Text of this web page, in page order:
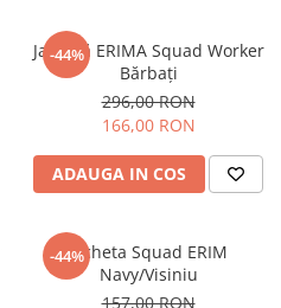
-44%
Jachetă ERIMA Squad Worker
Bărbați
296,00 RON
166,00 RON
ADAUGA IN COS
-44%Jacheta Squad ERIM
Navy/Visiniu
157,00 RON